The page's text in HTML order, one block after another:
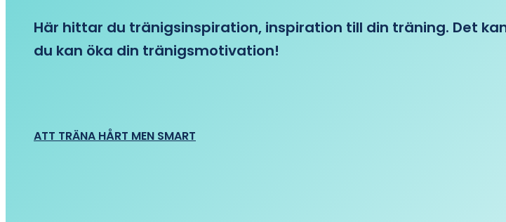
Här hittar du tränigsinspiration, inspiration till din träning. Det
du kan öka din tränigsmotivation!
ATT TRÄNA HÅRT MEN SMART